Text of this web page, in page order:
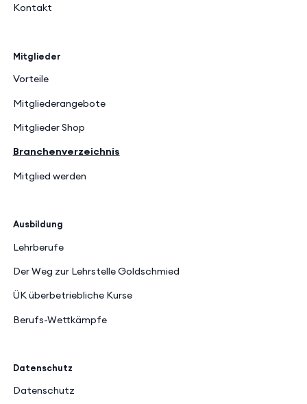
Kontakt
Mitglieder
Vorteile
Mitgliederangebote
Mitglieder Shop
Branchenverzeichnis
Mitglied werden
Ausbildung
Lehrberufe
Der Weg zur Lehrstelle Goldschmied
ÜK überbetriebliche Kurse
Berufs-Wettkämpfe
Datenschutz
Datenschutz